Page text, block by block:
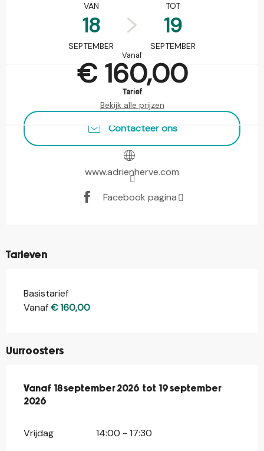
VAN
18
SEPTEMBER
TOT
19
SEPTEMBER
Vanaf
€ 160,00
Tarief
Bekijk alle prijzen
Contacteer ons
www.adrienherve.com
Facebook pagina
Tarieven
Basistarief
Vanaf€ 160,00
Uurroosters
Vanaf 18 september 2026 tot 19 september 2026
Vanaf 18 september 2026 tot 19 september
2026
Vrijdag 14:00 - 17:30